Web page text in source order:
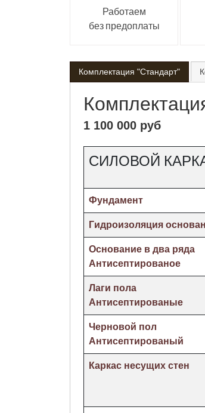
Работаем
без предоплаты
Комплектация "Стандарт"
1 100 000 руб
СИЛОВОЙ
Фундамент
Гидроизоляция
Основание в два ряда
Антисептированое
Лаги пола
Антисептированые
Черновой пол
Антисептированый
Каркас несущих стен